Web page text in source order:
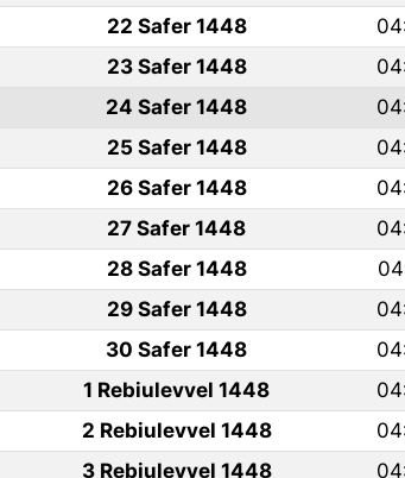
22 Safer 1448
23 Safer 1448
24 Safer 1448
25 Safer 1448
26 Safer 1448
27 Safer 1448
28 Safer 1448
29 Safer 1448
30 Safer 1448
1 Rebiulevvel 1448
2 Rebiulevvel 1448
3 Rebiulevvel 1448